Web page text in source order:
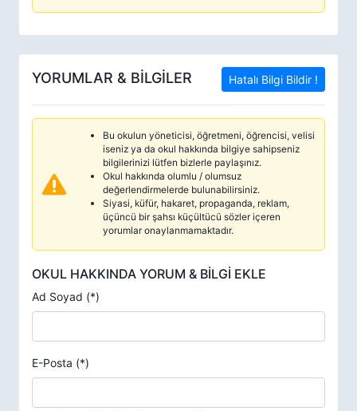
YORUMLAR & BİLGİLER Hatalı Bilgi Bildir !
Bu okulun yöneticisi, öğretmeni, öğrencisi, velisi
iseniz ya da okul hakkında bilgiye sahipseniz
bilgilerinizi lütfen bizlerle paylaşınız.
Okul hakkında olumlu / olumsuz
değerlendirmelerde bulunabilirsiniz.
Siyasi, küfür, hakaret, propaganda, reklam,
üçüncü bir şahsı küçültücü sözler içeren
yorumlar onaylanmamaktadır.
OKUL HAKKINDA YORUM & BİLGİ EKLE
Ad Soyad (*)
E-Posta (*)